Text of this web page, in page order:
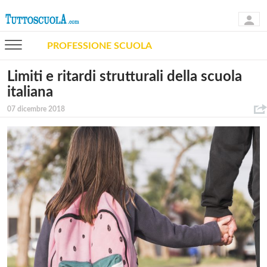
PROFESSIONE SCUOLA
Limiti e ritardi strutturali della scuola
italiana
07 dicembre 2018